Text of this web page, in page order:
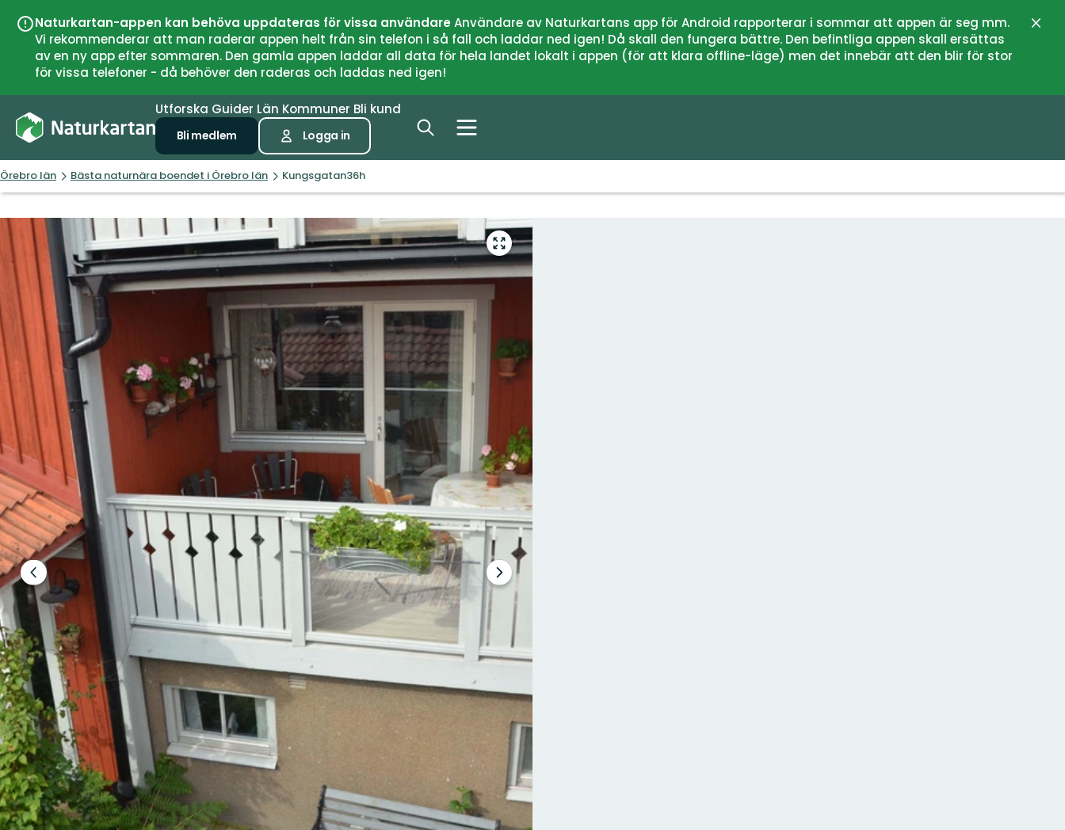
Naturkartan-appen kan behöva uppdateras för vissa användareAnvändare av Naturkartans app för Android rapporterar i sommar att appen är seg mm.
Vi rekommenderar att man raderar appen helt från sin telefon i så fall och laddar ned igen! Då skall den fungera bättre. Den befintliga appen skall ersättas
av en ny app efter sommaren. Den gamla appen laddar all data för hela landet lokalt i appen (för att klara offline-läge) men det innebär att den blir för stor
för vissa telefoner - då behöver den raderas och laddas ned igen!
Utforska Guider Län Kommuner Bli kund
Bli medlem Logga in
Örebro län Bästa naturnära boendet i Örebro län Kungsgatan36h
Gå
till
helskärmsläge
Föregående
bild
Nästa
bildspel